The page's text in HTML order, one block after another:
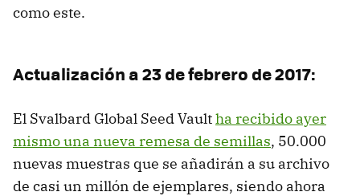
como este.
Actualización a 23 de febrero de 2017:
El Svalbard Global Seed Vaultha recibido ayer
mismo una nueva remesa de semillas, 50.000
nuevas muestras que se añadirán a su archivo
de casi un millón de ejemplares, siendo ahora